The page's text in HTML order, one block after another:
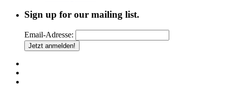
Sign up for our mailing list.
Email-Adresse: